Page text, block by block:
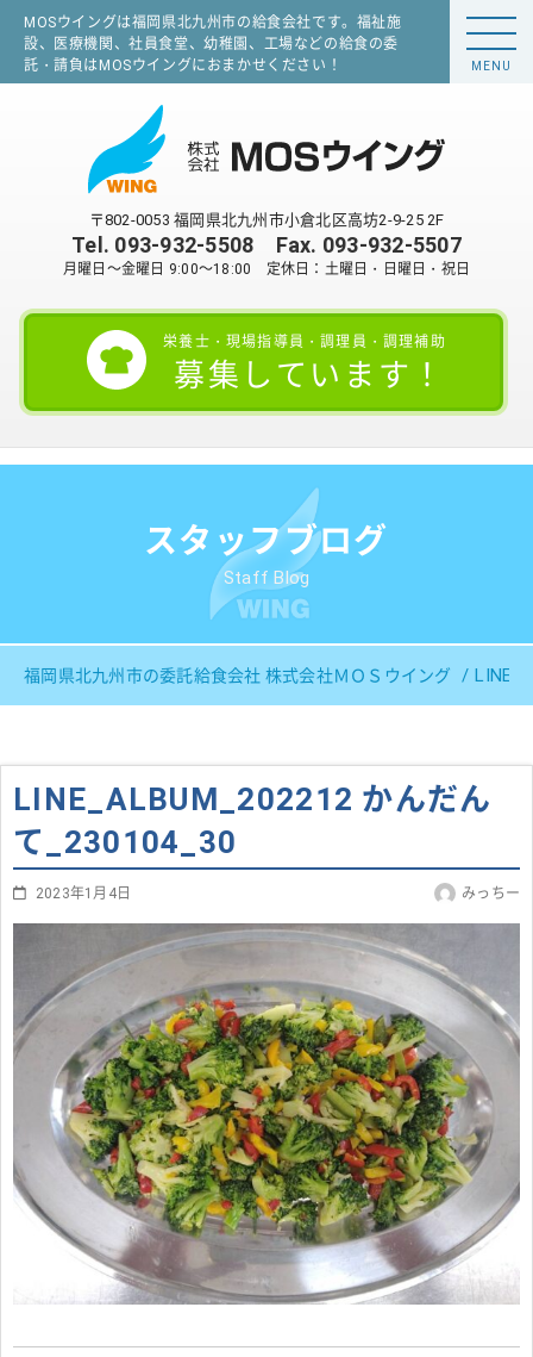
MOSウイングは福岡県北九州市の給食会社です。福祉施
設、医療機関、社員食堂、幼稚園、工場などの給食の委
託・請負はMOSウイングにおまかせください！
〒802-0053 福岡県北九州市小倉北区高坊2-9-25 2F
Tel. 093-932-5508 Fax. 093-932-5507
月曜日～金曜日 9:00～18:00 定休日：土曜日・日曜日・祝日
栄養士・現場指導員・調理員・調理補助
募集しています！
MENU
スタッフブログ
Staff Blog
福岡県北九州市の委託給食会社 株式会社ＭＯＳウイング
LINE_ALBUM_202212 かんだん
て_230104_30
2023年1月4日 みっちー